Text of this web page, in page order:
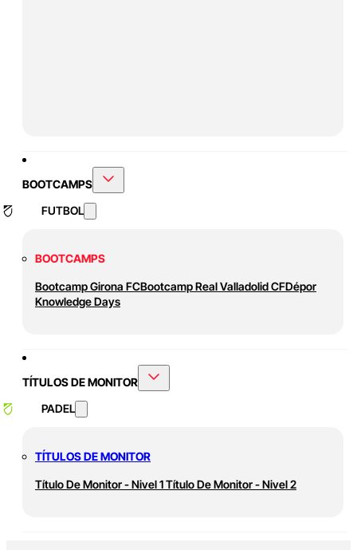
BOOTCAMPS
FUTBOL
BOOTCAMPS
Bootcamp Girona FCBootcamp Real Valladolid CFDépor
Knowledge Days
TÍTULOS DE MONITOR
PADEL
TÍTULOS DE MONITOR
Título De Monitor - Nivel 1Título De Monitor - Nivel 2